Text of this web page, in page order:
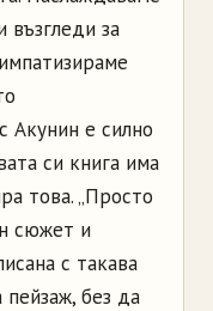
възгледи за
Акунин е силно
си книга има
това. „Просто
сюжет и
с такава
пейзаж, без да